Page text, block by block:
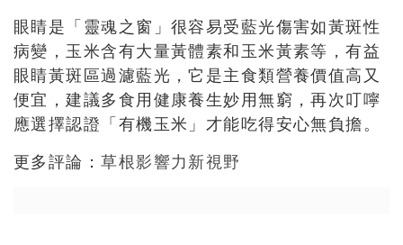
眼睛是「靈魂之窗」很容易受藍光傷害如黃斑性
病變，玉米含有大量黃體素和玉米黃素等，有益
眼睛黃斑區過濾藍光，它是主食類營養價值高又
便宜，建議多食用健康養生妙用無窮，再次叮嚀
應選擇認證「有機玉米」才能吃得安心無負擔。
更多評論：草根影響力新視野